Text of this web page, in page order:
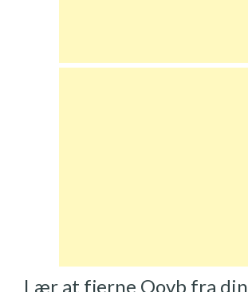
Lær at fjerne Oovb fra din